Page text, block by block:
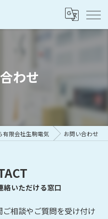
わせ
有限会社生駒電気 お問い合わせ
絡いただける窓口
相談やご質問を受け付け